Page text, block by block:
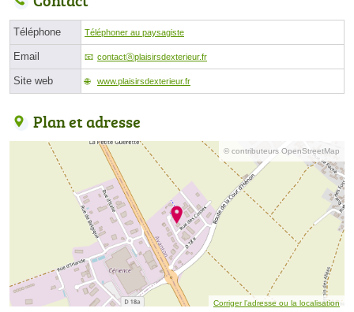
Téléphone Téléphoner au paysagiste
Email contactⓐplaisirsdexterieur.fr
Site web www.plaisirsdexterieur.fr
Plan et adresse
© contributeurs OpenStreetMap
Corriger l’adresse ou la localisation